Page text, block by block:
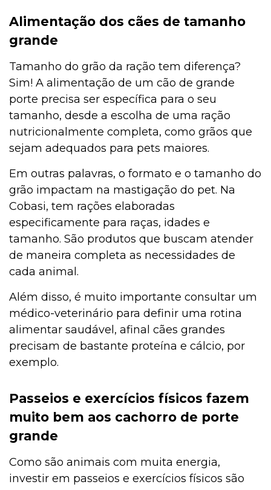
Alimentação dos cães de tamanho
grande
Tamanho do grão da ração tem diferença?
Sim! A alimentação de um cão de grande
porte precisa ser específica para o seu
tamanho, desde a escolha de uma ração
nutricionalmente completa, como grãos que
sejam adequados para pets maiores.
Em outras palavras, o formato e o tamanho do
grão impactam na mastigação do pet. Na
Cobasi, tem rações elaboradas
especificamente para raças, idades e
tamanho. São produtos que buscam atender
de maneira completa as necessidades de
cada animal.
Além disso, é muito importante consultar um
médico-veterinário para definir uma rotina
alimentar saudável, afinal cães grandes
precisam de bastante proteína e cálcio, por
exemplo.
Passeios e exercícios físicos fazem
muito bem aos cachorro de porte
grande
Como são animais com muita energia,
investir em passeios e exercícios físicos são